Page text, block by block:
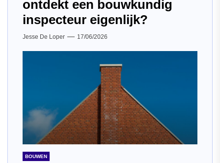
ontdekt een bouwkundig
inspecteur eigenlijk?
Jesse De Loper 17/06/2026
BOUWEN